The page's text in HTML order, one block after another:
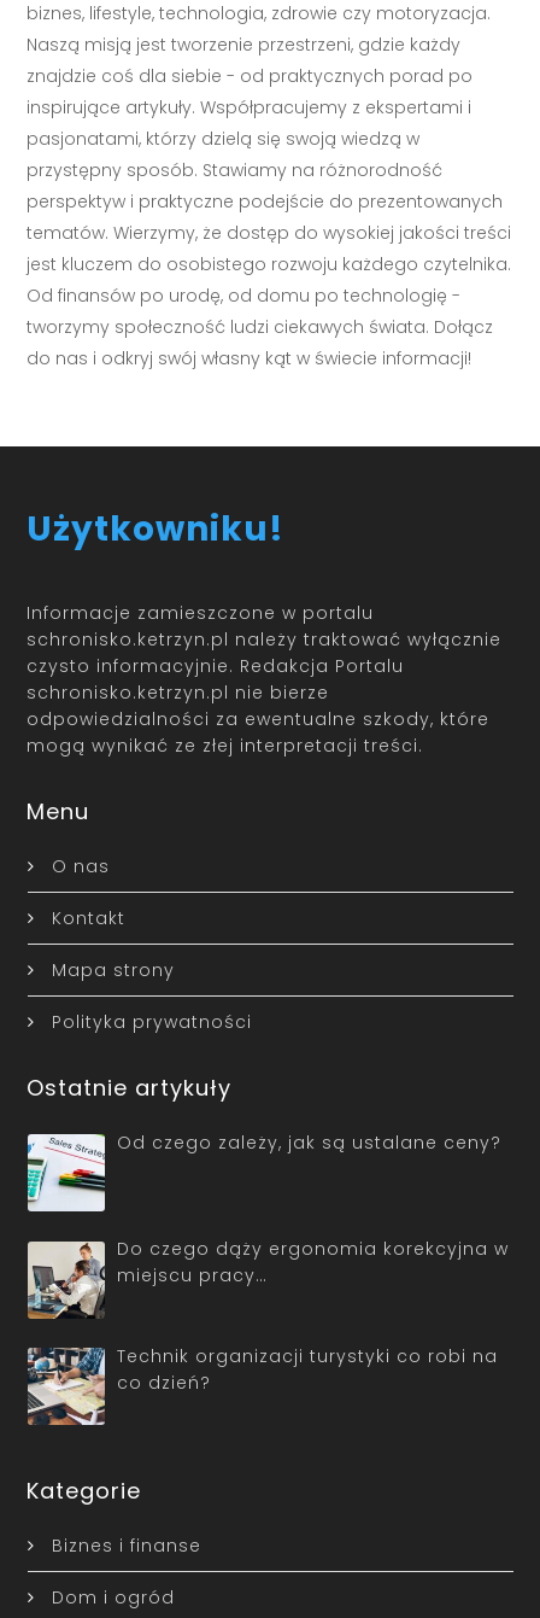
biznes, lifestyle, technologia, zdrowie czy motoryzacja.
Naszą misją jest tworzenie przestrzeni, gdzie każdy
znajdzie coś dla siebie - od praktycznych porad po
inspirujące artykuły. Współpracujemy z ekspertami i
pasjonatami, którzy dzielą się swoją wiedzą w
przystępny sposób. Stawiamy na różnorodność
perspektyw i praktyczne podejście do prezentowanych
tematów. Wierzymy, że dostęp do wysokiej jakości treści
jest kluczem do osobistego rozwoju każdego czytelnika.
Od finansów po urodę, od domu po technologię -
tworzymy społeczność ludzi ciekawych świata. Dołącz
do nas i odkryj swój własny kąt w świecie informacji!
Użytkowniku!
Informacje zamieszczone w portalu
schronisko.ketrzyn.pl należy traktować wyłącznie
czysto informacyjnie. Redakcja Portalu
schronisko.ketrzyn.pl nie bierze
odpowiedzialności za ewentualne szkody, które
mogą wynikać ze złej interpretacji treści.
Menu
O nas
Kontakt
Mapa strony
Polityka prywatności
Ostatnie artykuły
Od czego zależy, jak są ustalane ceny?
Do czego dąży ergonomia korekcyjna w
miejscu pracy…
Technik organizacji turystyki co robi na
co dzień?
Kategorie
Biznes i finanse
Dom i ogród